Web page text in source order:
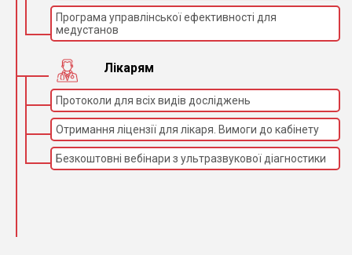
Програма управлінської ефективності для
медустанов
Лікарям
Протоколи для всіх видів досліджень
Отримання ліцензії для лікаря. Вимоги до кабінету
Безкоштовні вебінари з ультразвукової діагностики